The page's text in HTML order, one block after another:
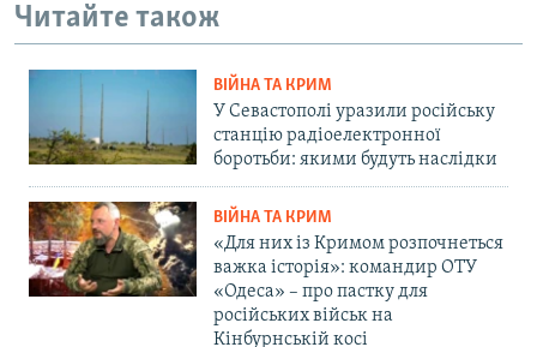
Читайте також
ВІЙНА ТА КРИМ
У Севастополі уразили російську
станцію радіоелектронної
боротьби: якими будуть наслідки
ВІЙНА ТА КРИМ
«Для них із Кримом розпочнеться
важка історія»: командир ОТУ
«Одеса» – про пастку для
російських військ на
Кінбурнській косі